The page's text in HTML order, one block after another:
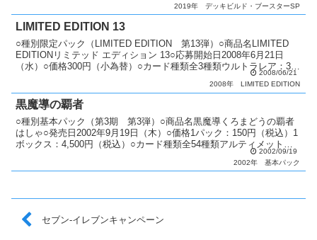
2019年
デッキビルド・ブースターSP
LIMITED EDITION 13
○種別限定パック（LIMITED EDITION 第13弾）○商品名LIMITED
EDITIONリミテッド エディション 13○応募開始日2008年6月21日
（水）○価格300円（小為替）○カード種類全3種類ウルトラレア：3種
2008/06/21
2008年
LIMITED EDITION
黒魔導の覇者
○種別基本パック（第3期 第3弾）○商品名黒魔導くろまどうの覇者
はしゃ○発売日2002年9月19日（木）○価格1パック：150円（税込）1
ボックス：4,500円（税込）○カード種類全54種類アルティメットレ
2002/09/19
2002年
基本パック
セブン-イレブンキャンペーン